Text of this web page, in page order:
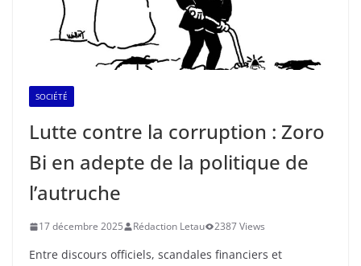
SOCIÉTÉ
Lutte contre la corruption : Zoro
Bi en adepte de la politique de
l’autruche
17 décembre 2025 Rédaction Letau 2387 Views
Entre discours officiels, scandales financiers et